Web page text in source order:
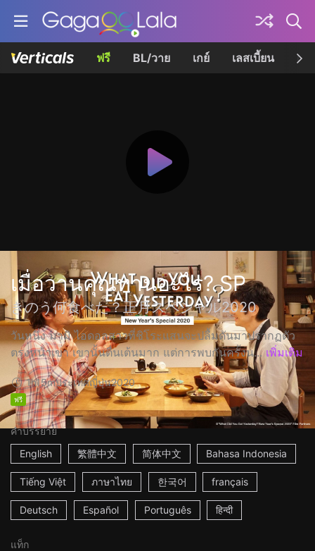
ฟรี BL/วาย เกย์ เลสเบี้ยน เค
เมื่อวานคุณทานอะไร? SP
きのう何食べた？正月スペシャル2020
วันหนึ่ง มามิ ไอดอลสาวที่ชิโระแสนจะปลื้มดันมาปรากฏตัว
ตรงหน้าเขา เขานั้นตื่นเต้นมาก แต่การพบกันครั้งน... เพิ่มเติม
1h15mประเทศญี่ปุ่น2020
ฟรี
คำบรรยาย
English
繁體中文 简体中文 Bahasa Indonesia
Tiếng Việt ภาษาไทย 한국어 français
Deutsch Español Português हिन्दी
แท็ก